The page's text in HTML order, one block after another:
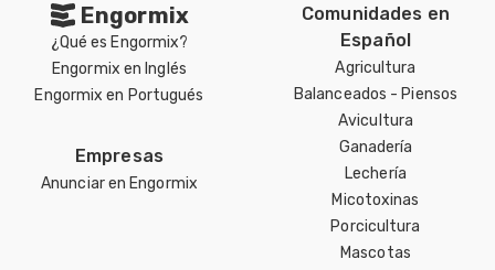
Engormix
¿Qué es Engormix?
Engormix en Inglés
Engormix en Portugués
Empresas
Anunciar en Engormix
Comunidades en
Español
Agricultura
Balanceados - Piensos
Avicultura
Ganadería
Lechería
Micotoxinas
Porcicultura
Mascotas